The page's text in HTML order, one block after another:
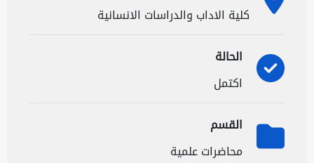
كلية الاداب والدراسات الانسانية
الحالة
اكتمل
القسم
محاضرات علمية